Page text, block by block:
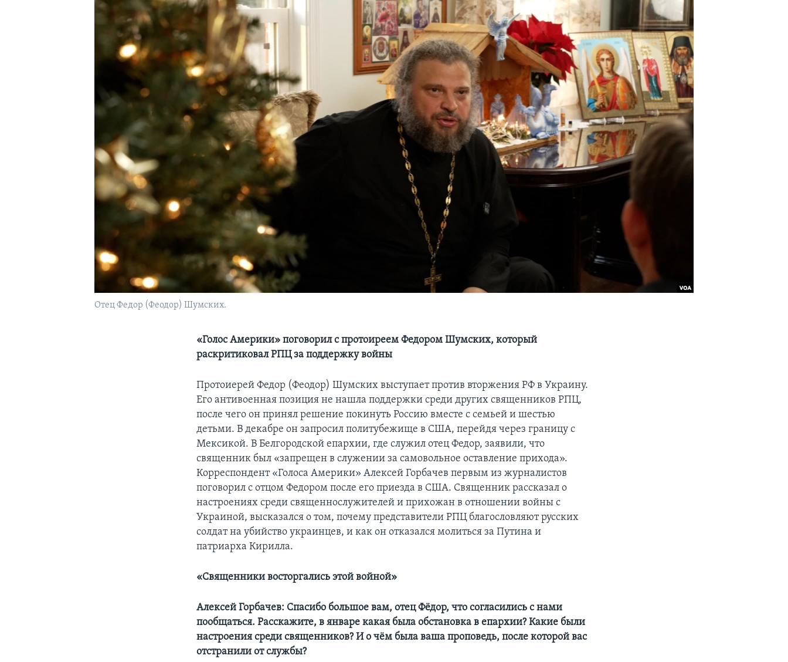
Отец Федор (Феодор) Шумских.
«Голос Америки» поговорил с протоиреем Федором Шумских, который
раскритиковал РПЦ за поддержку войны
Протоиерей Федор (Феодор) Шумских выступает против вторжения РФ в Украину.
Его антивоенная позиция не нашла поддержки среди других священников РПЦ,
после чего он принял решение покинуть Россию вместе с семьей и шестью
детьми. В декабре он запросил политубежище в США, перейдя через границу с
Мексикой. В Белгородской епархии, где служил отец Федор, заявили, что
священник был «запрещен в служении за самовольное оставление прихода».
Корреспондент «Голоса Америки» Алексей Горбачев первым из журналистов
поговорил с отцом Федором после его приезда в США. Священник рассказал о
настроениях среди священнослужителей и прихожан в отношении войны с
Украиной, высказался о том, почему представители РПЦ благословляют русских
солдат на убийство украинцев, и как он отказался молиться за Путина и
патриарха Кирилла.
«Священники восторгались этой войной»
Алексей Горбачев: Спасибо большое вам, отец Фёдор, что согласились с нами
пообщаться. Расскажите, в январе какая была обстановка в епархии? Какие были
настроения среди священников? И о чём была ваша проповедь, после которой вас
отстранили от службы?